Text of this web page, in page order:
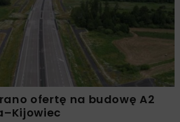
ofertę na budowę A2